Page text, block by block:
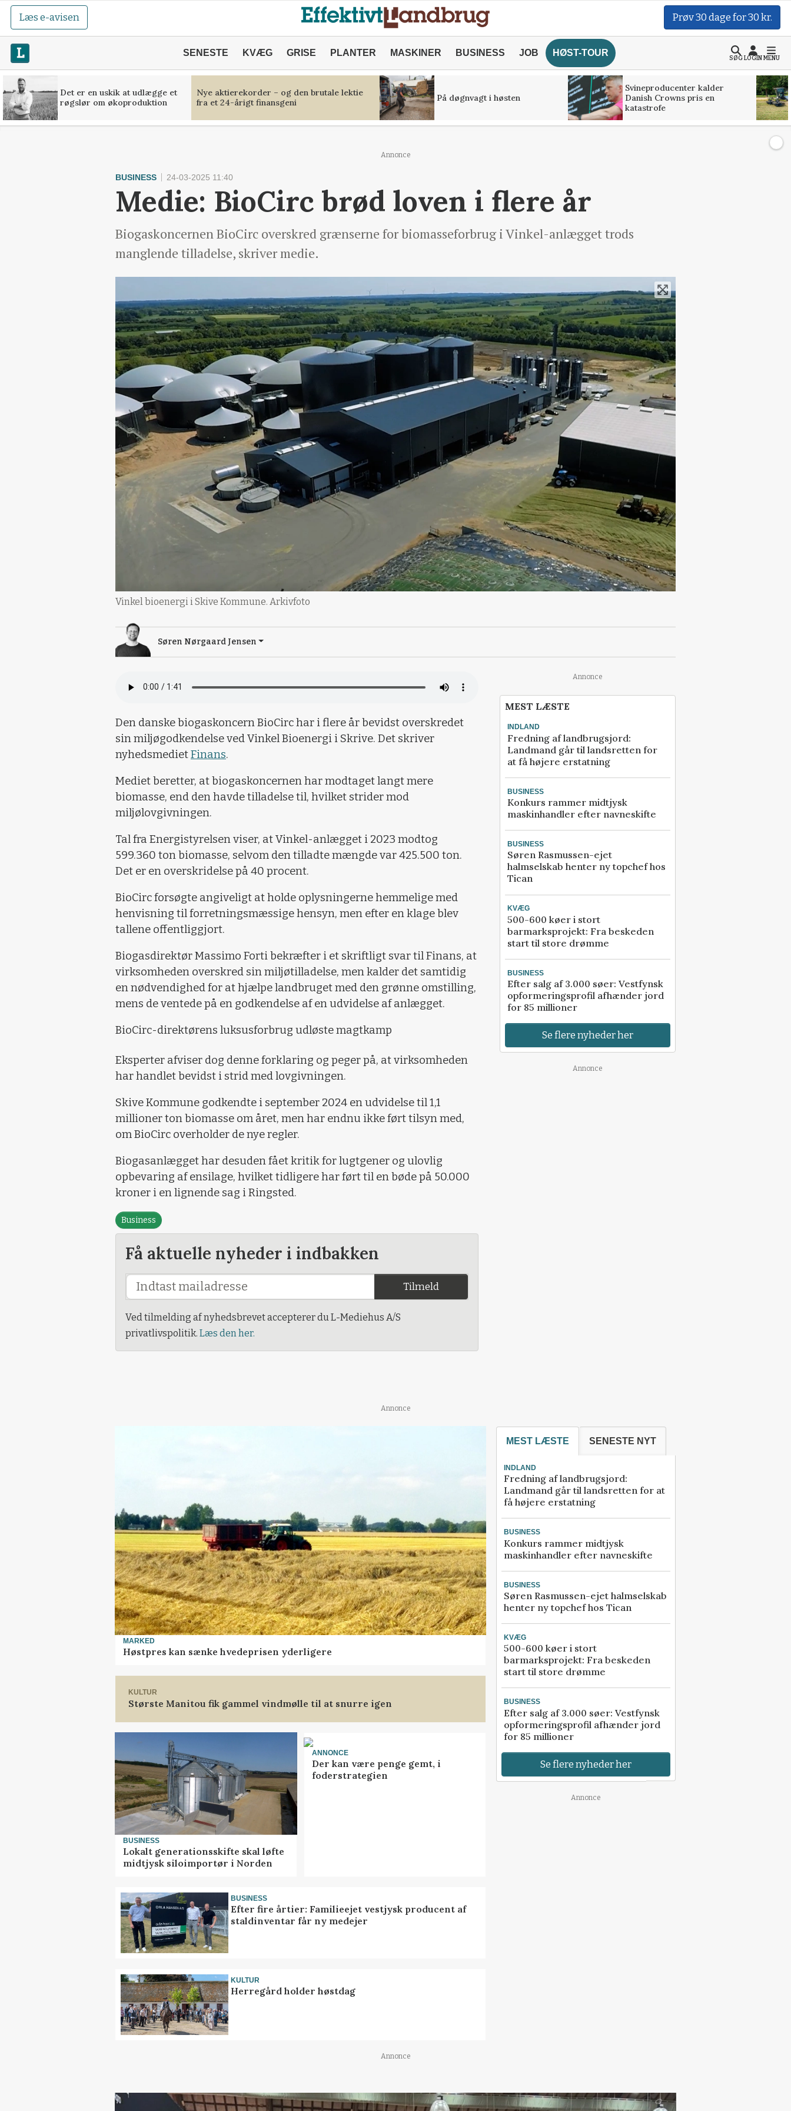
Læs e-avisen Prøv 30 dage for 30 kr.
SENESTE KVÆG GRISE PLANTER MASKINER BUSINESS JOB HØST-TOUR
SØGLOGINMENU
Det er en uskik at udlægge et
røgslør om økoproduktion
Nye aktierekorder – og den brutale lektie
fra et 24-årigt finansgeni
På døgnvagt i høsten
Svineproducenter kalder
Danish Crowns pris en
katastrofe
Annonce
BUSINESS 24-03-2025 11:40
Medie: BioCirc brød loven i flere år
Biogaskoncernen BioCirc overskred grænserne for biomasseforbrug i Vinkel-anlægget trods
manglende tilladelse, skriver medie.
Vinkel bioenergi i Skive Kommune. Arkivfoto
Søren Nørgaard Jensen
Den danske biogaskoncern BioCirc har i flere år bevidst overskredet
sin miljøgodkendelse ved Vinkel Bioenergi i Skrive. Det skriver
nyhedsmedietFinans.
Mediet beretter, at biogaskoncernen har modtaget langt mere
biomasse, end den havde tilladelse til, hvilket strider mod
miljølovgivningen.
Tal fra Energistyrelsen viser, at Vinkel-anlægget i 2023 modtog
599.360 ton biomasse, selvom den tilladte mængde var 425.500 ton.
Det er en overskridelse på 40 procent.
BioCirc forsøgte angiveligt at holde oplysningerne hemmelige med
henvisning til forretningsmæssige hensyn, men efter en klage blev
tallene offentliggjort.
Biogasdirektør Massimo Forti bekræfter i et skriftligt svar til Finans, at
virksomheden overskred sin miljøtilladelse, men kalder det samtidig
en nødvendighed for at hjælpe landbruget med den grønne omstilling,
mens de ventede på en godkendelse af en udvidelse af anlægget.
BioCirc-direktørens luksusforbrug udløste magtkamp
Eksperter afviser dog denne forklaring og peger på, at virksomheden
har handlet bevidst i strid med lovgivningen.
Skive Kommune godkendte i september 2024 en udvidelse til 1,1
millioner ton biomasse om året, men har endnu ikke ført tilsyn med,
om BioCirc overholder de nye regler.
Biogasanlægget har desuden fået kritik for lugtgener og ulovlig
opbevaring af ensilage, hvilket tidligere har ført til en bøde på 50.000
kroner i en lignende sag i Ringsted.
Business
Få aktuelle nyheder i indbakken
Tilmeld
Ved tilmelding af nyhedsbrevet accepterer du L-Mediehus A/S
privatlivspolitik. Læs den her.
Annonce
MEST LÆSTE
INDLAND
Fredning af landbrugsjord:
Landmand går til landsretten for
at få højere erstatning
BUSINESS
Konkurs rammer midtjysk
maskinhandler efter navneskifte
BUSINESS
Søren Rasmussen-ejet
halmselskab henter ny topchef hos
Tican
KVÆG
500-600 køer i stort
barmarksprojekt: Fra beskeden
start til store drømme
BUSINESS
Efter salg af 3.000 søer: Vestfynsk
opformeringsprofil afhænder jord
for 85 millioner
Se flere nyheder her
Annonce
Annonce
MARKED
Høstpres kan sænke hvedeprisen yderligere
KULTUR
Største Manitou fik gammel vindmølle til at snurre igen
BUSINESS
Lokalt generationsskifte skal løfte
midtjysk siloimportør i Norden
ANNONCE
Der kan være penge gemt, i
foderstrategien
BUSINESS
Efter fire årtier: Familieejet vestjysk producent af
staldinventar får ny medejer
KULTUR
Herregård holder høstdag
MEST LÆSTE SENESTE NYT
INDLAND
Fredning af landbrugsjord:
Landmand går til landsretten for at
få højere erstatning
BUSINESS
Konkurs rammer midtjysk
maskinhandler efter navneskifte
BUSINESS
Søren Rasmussen-ejet halmselskab
henter ny topchef hos Tican
KVÆG
500-600 køer i stort
barmarksprojekt: Fra beskeden
start til store drømme
BUSINESS
Efter salg af 3.000 søer: Vestfynsk
opformeringsprofil afhænder jord
for 85 millioner
Se flere nyheder her
Annonce
Annonce